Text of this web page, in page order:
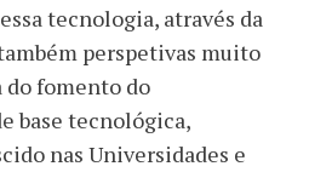
tecnologia, através da
perspetivas muito
do fomento do
base tecnológica,
nas Universidades e